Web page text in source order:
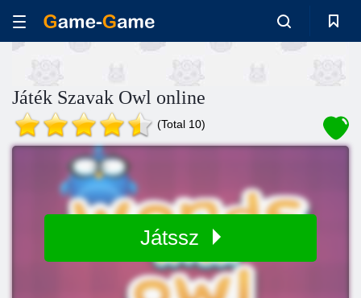
Játék Szavak Owl online
(Total 10)
Játssz